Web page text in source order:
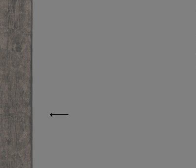
Pagination